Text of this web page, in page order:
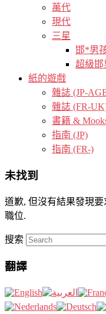
萬代
現代
三星
邯*男
超級邯
紙的遊戲
雜誌 (JP-
雜誌 (FR-
書籍 &
指南 (JP)
指南 (FR-)
未找到
道歉, 但沒有結果發現
職位.
搜索
翻譯